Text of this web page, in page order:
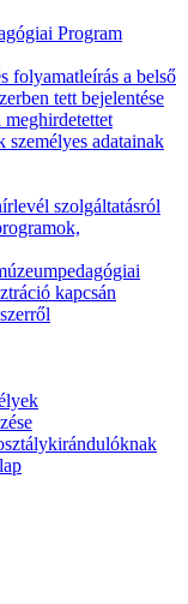
Program
folyamatleírás a belső
tett bejelentése
személyes adatainak
szolgáltatásról
kapcsán